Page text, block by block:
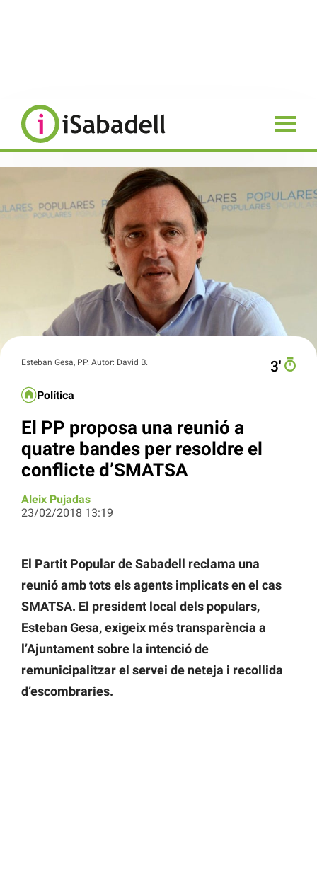
Esteban Gesa, PP. Autor: David B. 3′
Política
El PP proposa una reunió a
quatre bandes per resoldre el
conflicte d’SMATSA
Aleix Pujadas
23/02/2018 13:19
El Partit Popular de Sabadell reclama una
reunió amb tots els agents implicats en el cas
SMATSA. El president local dels populars,
Esteban Gesa, exigeix més transparència a
l’Ajuntament sobre la intenció de
remunicipalitzar el servei de neteja i recollida
d’escombraries.